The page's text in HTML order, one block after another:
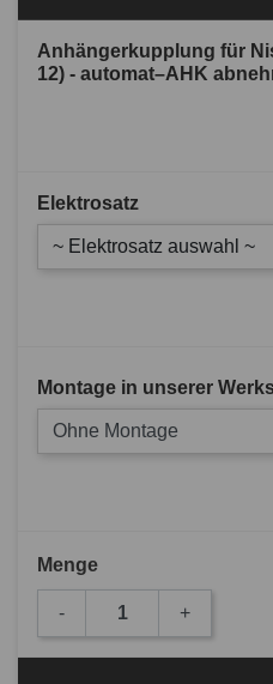
Anhängerkupplung für
12) - automat–AHK
Elektrosatz
~ Elektrosatz auswahl ~
Montage in unserer
Ohne Montage
Menge
- +